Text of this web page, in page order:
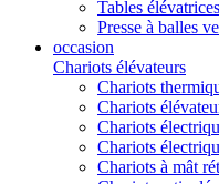
Tables élévatrices
Presse à balles
occasion
Chariots élévateurs
Chariots
Chariots
Chariots
Chariots
Chariots à mât